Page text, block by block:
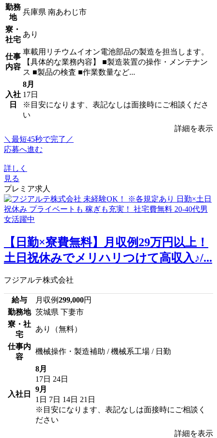
勤務
地
兵庫県 南あわじ市
寮・
社宅
あり
仕事
内容
車載用リチウムイオン電池部品の製造を担当します。
【具体的な業務内容】 ■製造装置の操作・メンテナン
ス ■製品の検査 ■作業数量など...
入社
日
8月
17日
※目安になります、表記なしは面接時にご相談くださ
い
詳細を表示
＼最短45秒で完了／
応募へ進む
詳しく
見る
プレミア求人
【日勤×寮費無料】月収例29万円以上！
土日祝休みでメリハリつけて高収入♪/...
フジアルテ株式会社
給与 月収例299,000円
勤務地 茨城県 下妻市
寮・社
宅
あり（無料）
仕事内
容
機械操作・製造補助 / 機械系工場 / 日勤
入社日
8月
17日 24日
9月
1日 7日 14日 21日
※目安になります、表記なしは面接時にご相談く
ださい
詳細を表示